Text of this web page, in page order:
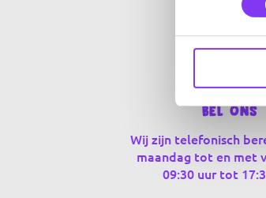
Bel ons
Wij zijn telefonisch
maandag tot en met
09:30 uur tot